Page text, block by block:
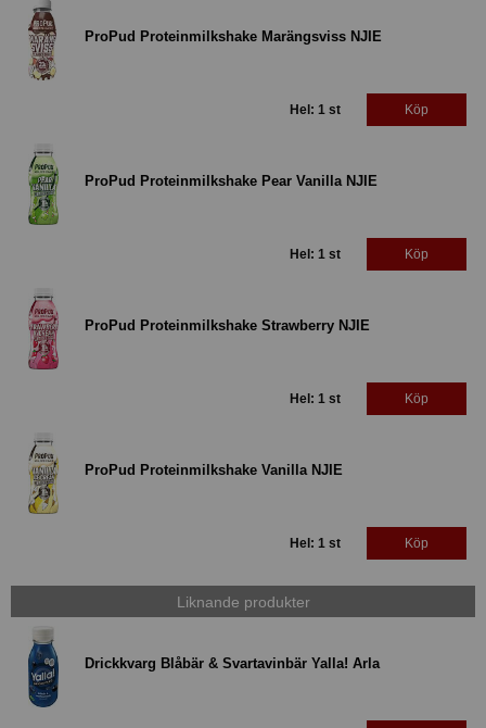
ProPud Proteinmilkshake Marängsviss NJIE
Hel: 1 st Köp
ProPud Proteinmilkshake Pear Vanilla NJIE
Hel: 1 st Köp
ProPud Proteinmilkshake Strawberry NJIE
Hel: 1 st Köp
ProPud Proteinmilkshake Vanilla NJIE
Hel: 1 st Köp
Liknande produkter
Drickkvarg Blåbär & Svartavinbär Yalla! Arla